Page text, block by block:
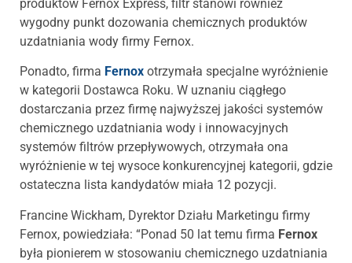
produktów Fernox Express, filtr stanowi również
wygodny punkt dozowania chemicznych produktów
uzdatniania wody firmy Fernox.
Ponadto, firma Fernox otrzymała specjalne wyróżnienie
w kategorii Dostawca Roku. W uznaniu ciągłego
dostarczania przez firmę najwyższej jakości systemów
chemicznego uzdatniania wody i innowacyjnych
systemów filtrów przepływowych, otrzymała ona
wyróżnienie w tej wysoce konkurencyjnej kategorii, gdzie
ostateczna lista kandydatów miała 12 pozycji.
Francine Wickham, Dyrektor Działu Marketingu firmy
Fernox, powiedziała: “Ponad 50 lat temu firma Fernox
była pionierem w stosowaniu chemicznego uzdatniania